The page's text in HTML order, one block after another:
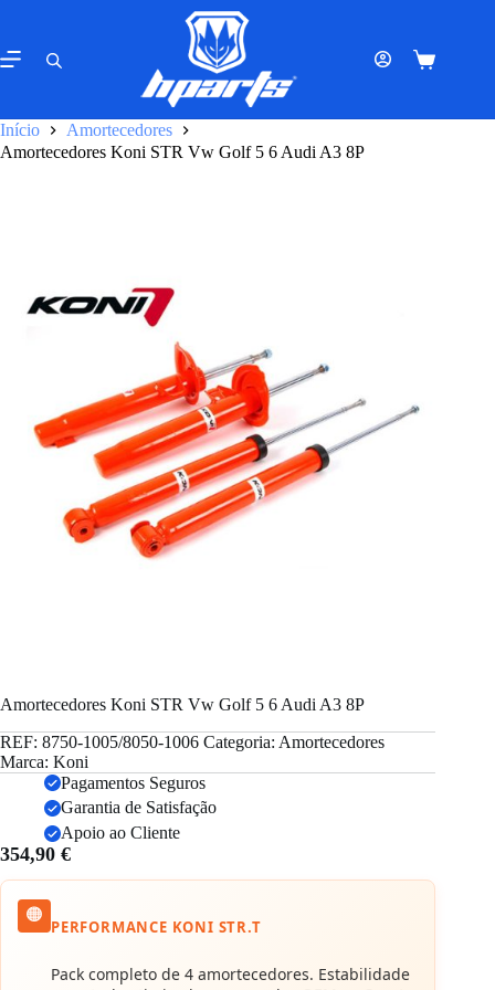
o
conteúdo
Carrinho
Início
Amortecedores
Amortecedores Koni STR Vw Golf 5 6 Audi A3 8P
Amortecedores Koni STR Vw Golf 5 6 Audi A3 8P
REF: 8750-1005/8050-1006 Categoria: Amortecedores
Marca: Koni
Pagamentos Seguros
Garantia de Satisfação
Apoio ao Cliente
354,90 €
🟠
PERFORMANCE KONI STR.T
Pack completo de 4 amortecedores. Estabilidade